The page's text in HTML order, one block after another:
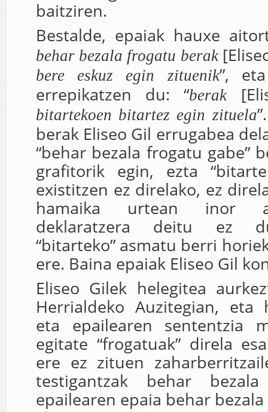
baitziren.
Bestalde, epaiak hauxe
behar bezala frogatu berak
bere eskuz egin zituenik”,
errepikatzen du: “berak
bitartekoen bitartez egin zituela
berak Eliseo Gil errugabea
“behar bezala frogatu gabe”
grafitorik egin, ezta
existitzen ez direlako, ez
hamaika urtean inor
deklaratzera deitu ez
“bitarteko” asmatu berri
ere. Baina epaiak Eliseo Gil
Eliseo Gilek helegitea
Herrialdeko Auzitegian, eta
eta epailearen sententzia
egitate “frogatuak” direla
ere ez zituen
testigantzak behar
epailearen epaia behar